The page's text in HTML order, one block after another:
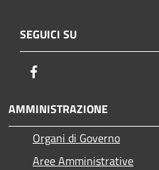
SEGUICI SU
AMMINISTRAZIONE
Organi di Governo
Aree Amministrative